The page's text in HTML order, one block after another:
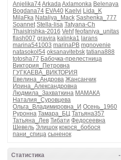
Anjelika74ArkadaAxlamonka Belenaya
Bogdana74 EVA40 Kaelvi Lida_K
MilaFka Nataliya_Mack Sashenka_777
Soannet Stella-lisa Tatyana-Ch
ThaisIrishka-2016 Vehf feofaniya_unitas
flash007 gravira kalinka1 larans
marina541003 marinaPB mgnovenie
natasokol54 oksanavitebsk tatiana888
totosha77 Бабочка-прелестница
Виктория_Петровна
ГУГКАЕВА_ВИКТОРИЯ
Евелина_Андрова Жансанчик
Ирина_Александровна
Людмила_Захваткина МАМАКА
Наталия_Суровцева
Ольга_Владимировна_И Осень_1960
Руронна Тамара_БЦ Татьяна357
Татьяна_Лев Тибати Федосеевна
Шевель Элишок кокося_бобося
пани_спица сыненок
-
Статистика